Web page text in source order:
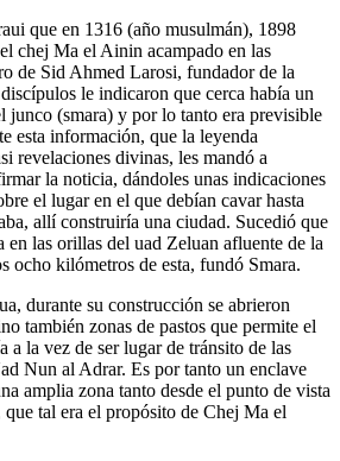
que en 1316 (año musulmán), 1898
chej Ma el Ainin acampado en las
de Sid Ahmed Larosi, fundador de la
le indicaron que cerca había un
junco (smara) y por lo tanto era previsible
esta información, que la leyenda
revelaciones divinas, les mandó a
la noticia, dándoles unas indicaciones
el lugar en el que debían cavar hasta
allí construiría una ciudad. Sucedió que
en las orillas del uad Zeluan afluente de la
ocho kilómetros de esta, fundó Smara.
durante su construcción se abrieron
también zonas de pastos que permite el
a la vez de ser lugar de tránsito de las
Nun al Adrar. Es por tanto un enclave
amplia zona tanto desde el punto de vista
tal era el propósito de Chej Ma el